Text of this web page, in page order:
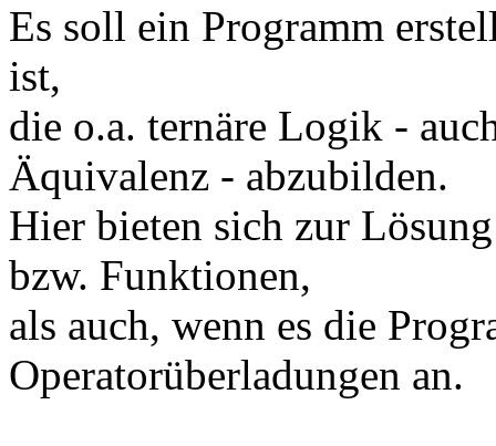
Es soll ein Programm
ist,
die o.a. ternäre Logik -
Äquivalenz - abzubilden.
Hier bieten sich zur
bzw. Funktionen,
als auch, wenn es die
Operatorüberladungen an.